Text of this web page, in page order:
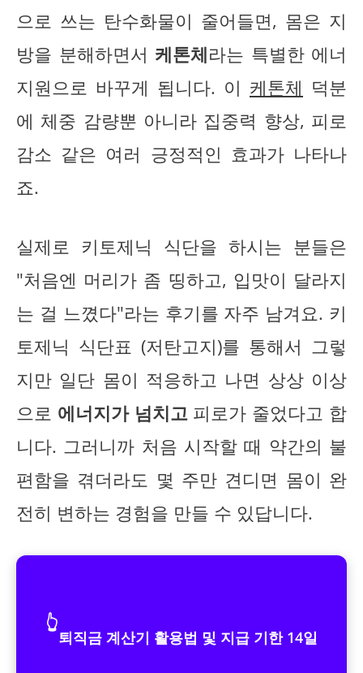
으로 쓰는 탄수화물이 줄어들면, 몸은 지
방을 분해하면서 케톤체라는 특별한 에너
지원으로 바꾸게 됩니다. 이 케톤체 덕분
에 체중 감량뿐 아니라 집중력 향상, 피로
감소 같은 여러 긍정적인 효과가 나타나
죠.
실제로 키토제닉 식단을 하시는 분들은
"처음엔 머리가 좀 띵하고, 입맛이 달라지
는 걸 느꼈다"라는 후기를 자주 남겨요. 키
토제닉 식단표 (저탄고지)를 통해서 그렇
지만 일단 몸이 적응하고 나면 상상 이상
으로 에너지가 넘치고피로가 줄었다고 합
니다. 그러니까 처음 시작할 때 약간의 불
편함을 겪더라도 몇 주만 견디면 몸이 완
전히 변하는 경험을 만들 수 있답니다.
👆
퇴직금 계산기 활용법 및 지급 기한 14일